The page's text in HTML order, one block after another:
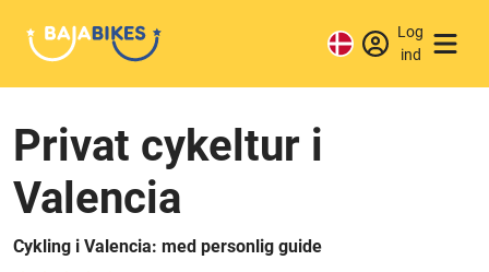
Log
ind
Privat cykeltur i
Valencia
Cykling i Valencia: med personlig guide